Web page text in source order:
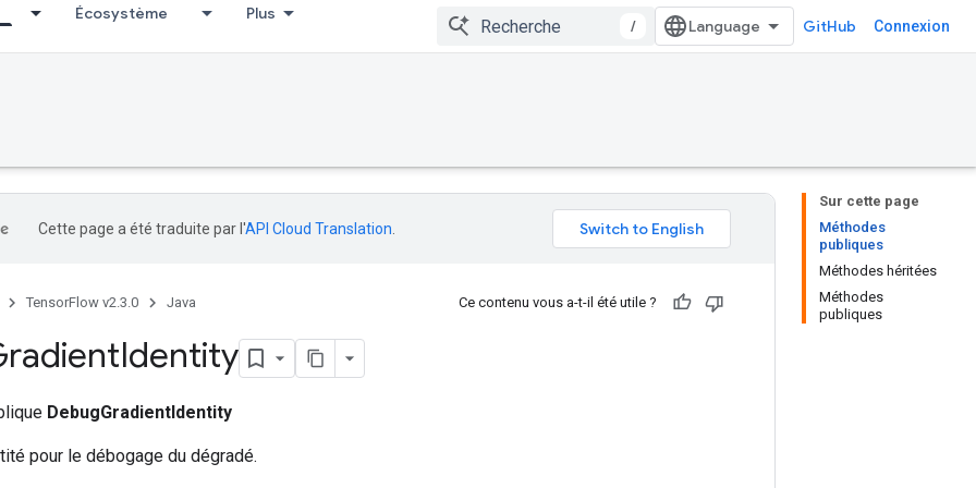
Écosystème Plus
/ GitHub Connexion
Sur cette page
Méthodes
publiques
Méthodes héritées
Méthodes
publiques
Cette page a été traduite par l'API Cloud Translation
TensorFlow v2.3.0 Java Ce contenu vous a-t-il été utile ?
Identity
DebugGradientIdentity
pour le débogage du dégradé.